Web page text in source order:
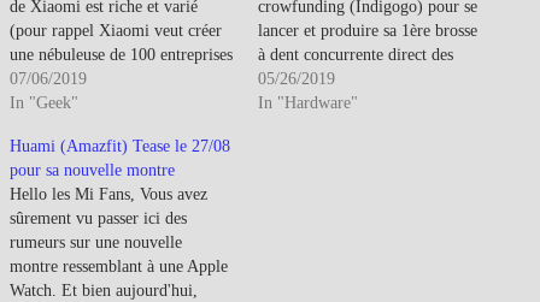
de Xiaomi est riche et varié
(pour rappel Xiaomi veut créer
une nébuleuse de 100 entreprises
qui seraient ses filiales sur tout
type de domaine, du lifestyle
Cependant, comme on peut s’en
douter, ceux-ci ne vont pas
s’amuser…
07/06/2019
In "Geek"
crowfunding (Indigogo) pour se
lancer et produire sa 1ère brosse
à dent concurrente direct des
Sonicare, lance, à destination
des plus jeunes, la 1ère Brosse à
05/26/2019
In "Hardware"
Huami (Amazfit) Tease le 27/08
pour sa nouvelle montre
Hello les Mi Fans, Vous avez
sûrement vu passer ici des
rumeurs sur une nouvelle
montre ressemblant à une Apple
Watch. Et bien aujourd'hui,